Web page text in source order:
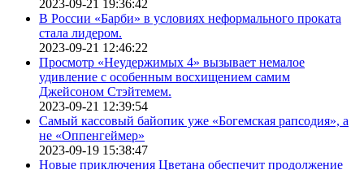
2023-09-21 19:36:42
В России «Барби» в условиях неформального проката
стала лидером.
2023-09-21 12:46:22
Просмотр «Неудержимых 4» вызывает немалое
удивление с особенным восхищением самим
Джейсоном Стэйтемем.
2023-09-21 12:39:54
Самый кассовый байопик уже «Богемская рапсодия», а
не «Оппенгеймер»
2023-09-19 15:38:47
Новые приключения Цветана обеспечит продолжение